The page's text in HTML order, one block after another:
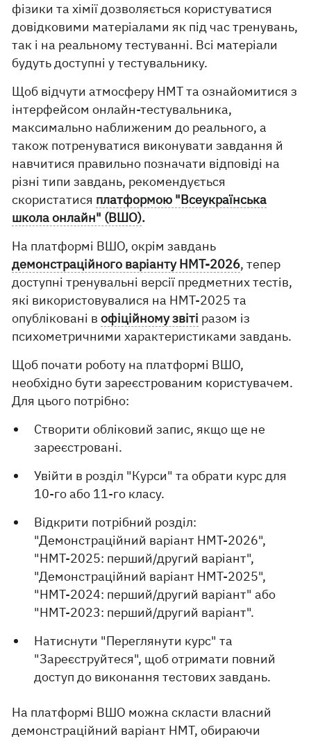
фізики та хімії дозволяється користуватися
довідковими матеріалами як під час тренувань,
так і на реальному тестуванні. Всі матеріали
будуть доступні у тестувальнику.
Щоб відчути атмосферу НМТ та ознайомитися з
інтерфейсом онлайн-тестувальника,
максимально наближеним до реального, а
також потренуватися виконувати завдання й
навчитися правильно позначати відповіді на
різні типи завдань, рекомендується
скористатися платформою "Всеукраїнська
школа онлайн" (ВШО).
На платформі ВШО, окрім завдань
демонстраційного варіанту НМТ-2026, тепер
доступні тренувальні версії предметних тестів,
які використовувалися на НМТ-2025 та
опубліковані вофіційному звіті разом із
психометричними характеристиками завдань.
Щоб почати роботу на платформі ВШО,
необхідно бути зареєстрованим користувачем.
Для цього потрібно:
Створити обліковий запис, якщо ще не
зареєстровані.
Увійти в розділ "Курси" та обрати курс для
10-го або 11-го класу.
Відкрити потрібний розділ:
"Демонстраційний варіант НМТ-2026",
"НМТ-2025: перший/другий варіант",
"Демонстраційний варіант НМТ-2025",
"НМТ-2024: перший/другий варіант" або
"НМТ-2023: перший/другий варіант".
Натиснути "Переглянути курс" та
"Зареєструйтеся", щоб отримати повний
доступ до виконання тестових завдань.
На платформі ВШО можна скласти власний
демонстраційний варіант НМТ, обираючи